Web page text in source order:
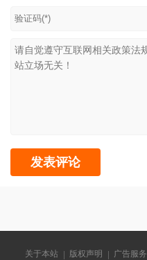
关于本站 版权声明 广告服务